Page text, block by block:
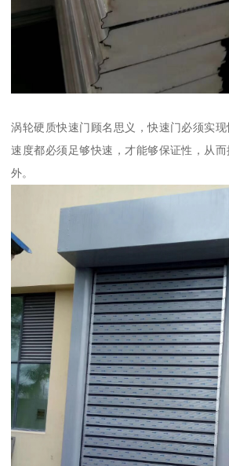
涡轮硬质快速门顾名思义，快速门必须实
速度都必须足够快速，才能够保证性，从
外。